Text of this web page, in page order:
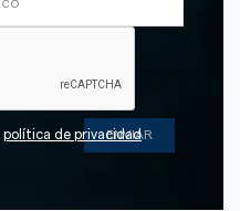
política de privacidad